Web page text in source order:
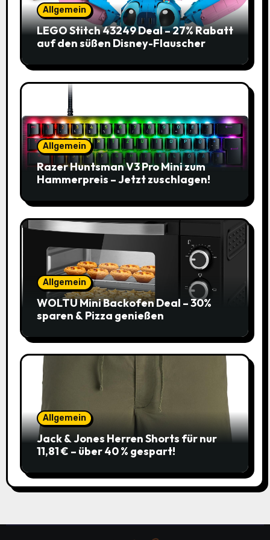
Allgemein
LEGO Stitch 43249 Deal – 27% Rabatt
auf den süßen Disney-Flauscher
Allgemein
Razer Huntsman V3 Pro Mini zum
Hammerpreis – Jetzt zuschlagen!
Allgemein
WOLTU Mini Backofen Deal – 30%
sparen & Pizza genießen
Allgemein
Jack & Jones Herren Shorts für nur
11,81 € – über 40 % gespart!